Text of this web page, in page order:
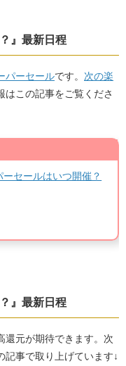
』最新日程
パーセールです。 次の楽
はこの記事をご覧くださ
セールはいつ開催？
』最新日程
還元が期待できます。次
記事で取り上げています↓